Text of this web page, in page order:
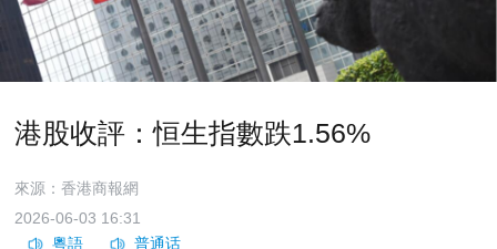
港股收評：恒生指數跌1.56%
來源：香港商報網
2026-06-03 16:31